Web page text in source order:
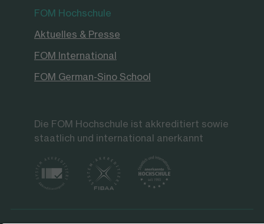
FOM Hochschule
Aktuelles & Presse
FOM International
FOM German-Sino School
Die FOM Hochschule ist akkreditiert sowie
staatlich und international anerkannt